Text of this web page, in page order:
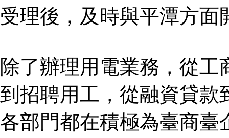
受理後，及時與平潭方面
除了辦理用電業務，從
到招聘用工，從融資貸款
各部門都在積極為臺商臺